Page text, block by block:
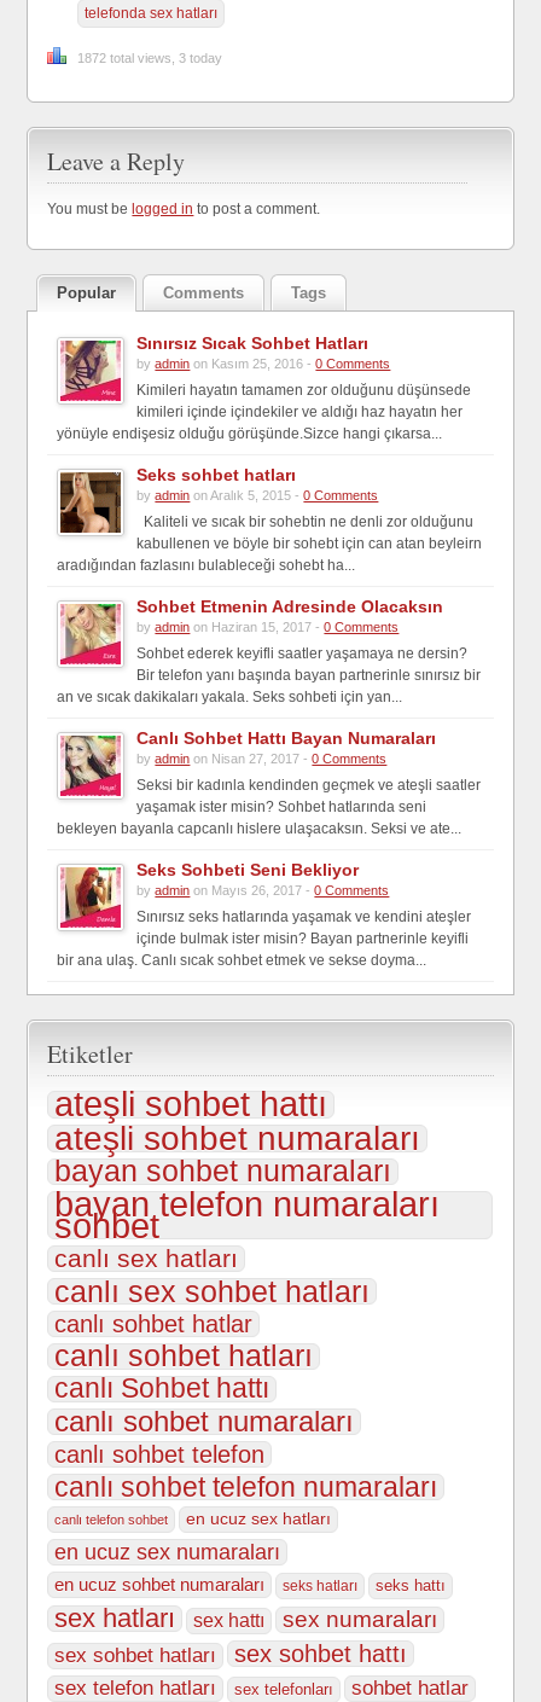
telefonda sex hatları
1872 total views, 3 today
Leave a Reply
You must be logged in to post a comment.
Popular Comments Tags
Sınırsız Sıcak Sohbet Hatları
byadmin on Kasım 25, 2016 -0 Comments
Kimileri hayatın tamamen zor olduğunu düşünsede
kimileri içinde içindekiler ve aldığı haz hayatın her
yönüyle endişesiz olduğu görüşünde.Sizce hangi çıkarsa...
Seks sohbet hatları
byadmin on Aralık 5, 2015 -0 Comments
Kaliteli ve sıcak bir sohebtin ne denli zor olduğunu
kabullenen ve böyle bir sohebt için can atan beyleirn
aradığından fazlasını bulableceği sohebt ha...
Sohbet Etmenin Adresinde Olacaksın
byadmin on Haziran 15, 2017 -0 Comments
Sohbet ederek keyifli saatler yaşamaya ne dersin?
Bir telefon yanı başında bayan partnerinle sınırsız bir
an ve sıcak dakikaları yakala. Seks sohbeti için yan...
Canlı Sohbet Hattı Bayan Numaraları
byadmin on Nisan 27, 2017 -0 Comments
Seksi bir kadınla kendinden geçmek ve ateşli saatler
yaşamak ister misin? Sohbet hatlarında seni
bekleyen bayanla capcanlı hislere ulaşacaksın. Seksi ve ate...
Seks Sohbeti Seni Bekliyor
byadmin on Mayıs 26, 2017 -0 Comments
Sınırsız seks hatlarında yaşamak ve kendini ateşler
içinde bulmak ister misin? Bayan partnerinle keyifli
bir ana ulaş. Canlı sıcak sohbet etmek ve sekse doyma...
Etiketler
ateşli sohbet hattı
ateşli sohbet numaraları
bayan sohbet numaraları
bayan telefon numaraları
sohbet
canlı sex hatları
canlı sex sohbet hatları
canlı sohbet hatlar
canlı sohbet hatları
canlı Sohbet hattı
canlı sohbet numaraları
canlı sohbet telefon
canlı sohbet telefon numaraları
canlı telefon sohbet en ucuz sex hatları
en ucuz sex numaraları
en ucuz sohbet numaraları seks hatları seks hattı
sex hatları sex hattı sex numaraları
sex sohbet hatları sex sohbet hattı
sex telefon hatları sex telefonları sohbet hatlar